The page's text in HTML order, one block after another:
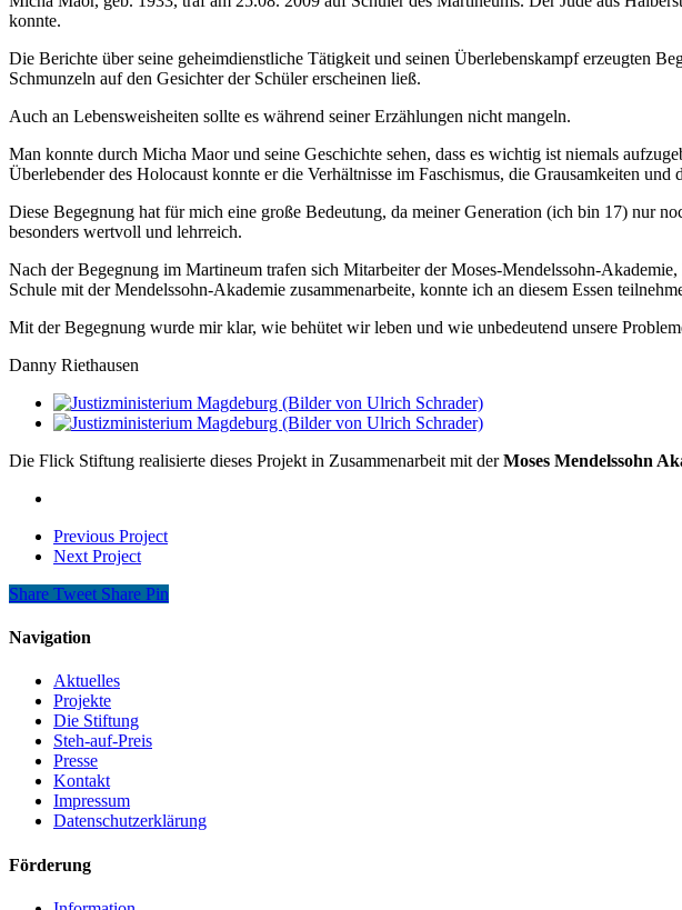
konnte.
Die Berichte über seine geheimdienstliche Tätigkeit und seinen Überlebenskampf erzeugten
Schmunzeln auf den Gesichter der Schüler erscheinen ließ.
Auch an Lebensweisheiten sollte es während seiner Erzählungen nicht mangeln.
Man konnte durch Micha Maor und seine Geschichte sehen, dass es wichtig ist niemals
Überlebender des Holocaust konnte er die Verhältnisse im Faschismus, die Grausamkeiten
Diese Begegnung hat für mich eine große Bedeutung, da meiner Generation (ich bin 17) nur
besonders wertvoll und lehrreich.
Nach der Begegnung im Martineum trafen sich Mitarbeiter der Moses-Mendelssohn-
Schule mit der Mendelssohn-Akademie zusammenarbeite, konnte ich an diesem Essen
Mit der Begegnung wurde mir klar, wie behütet wir leben und wie unbedeutend unsere
Danny Riethausen
Die Flick Stiftung realisierte dieses Projekt in Zusammenarbeit mit derMoses Mendelssohn
Previous Project
Next Project
Share Tweet Share Pin
Navigation
Aktuelles
Projekte
Die Stiftung
Steh-auf-Preis
Presse
Kontakt
Impressum
Datenschutzerklärung
Förderung